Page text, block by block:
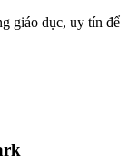
giáo dục, uy tín để